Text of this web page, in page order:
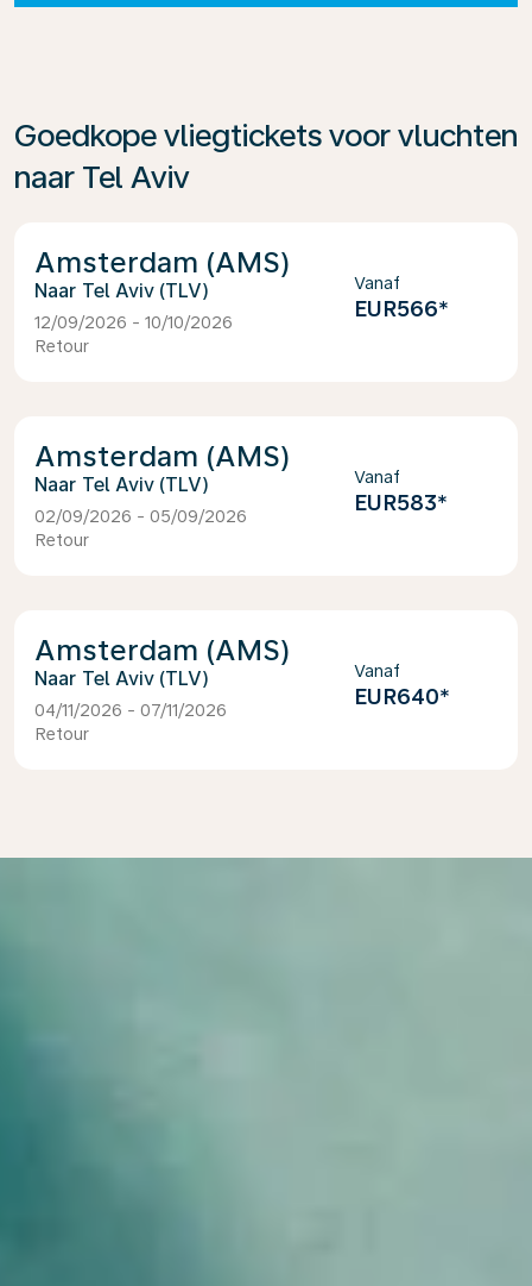
Goedkope vliegtickets voor vluchten
naar Tel Aviv
Amsterdam (AMS)
Tel Aviv (TLV)
12/09/2026 - 10/10/2026
Retour
Vanaf
EUR566*
Amsterdam (AMS)
Tel Aviv (TLV)
02/09/2026 - 05/09/2026
Retour
Vanaf
EUR583*
Amsterdam (AMS)
Tel Aviv (TLV)
04/11/2026 - 07/11/2026
Retour
Vanaf
EUR640*